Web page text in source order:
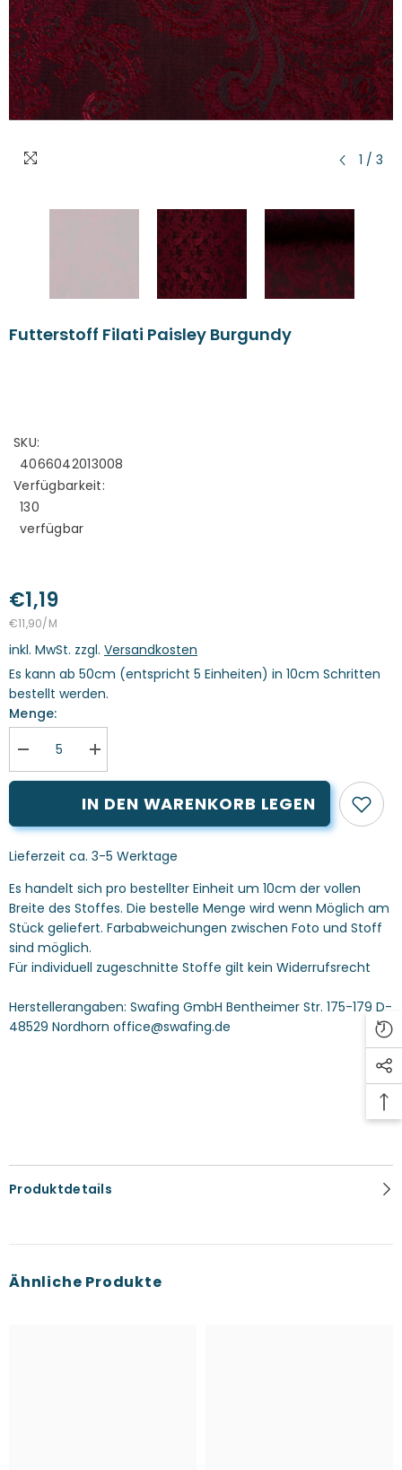
1 / 3
Futterstoff Filati Paisley Burgundy
SKU:
4066042013008
Verfügbarkeit:
130
verfügbar
€1,19
STÜCKPREIS
€11,90/PRO
M
inkl. MwSt. zzgl. Versandkosten
Es kann ab 50cm (entspricht 5 Einheiten) in 10cm Schritten
bestellt werden.
Menge:
Menge
verringern
für
burgundy
Menge
erhöhen
für
Futterstoff
Filati
burgundy
IN DEN WARENKORB LEGEN
Lieferzeit ca. 3-5 Werktage
Es handelt sich pro bestellter Einheit um 10cm der vollen
Breite des Stoffes. Die bestelle Menge wird wenn Möglich am
Stück geliefert. Farbabweichungen zwischen Foto und Stoff
sind möglich.
Für individuell zugeschnitte Stoffe gilt kein Widerrufsrecht
Herstellerangaben: Swafing GmbH Bentheimer Str. 175-179 D-
48529 Nordhorn office@swafing.de
Produktdetails
Ähnliche Produkte